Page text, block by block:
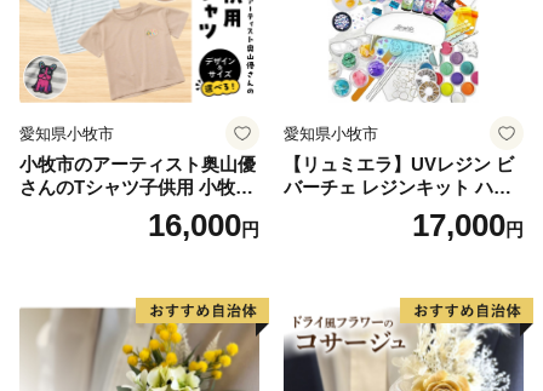
愛知県小牧市
小牧市のアーティスト奥山優
さんのTシャツ子供用 小牧市
16,000円
愛知県小牧市
【リュミエラ】UVレジン ビ
バーチェ レジンキット ハン
ドメイド レジンクラフト ア
クセサリーキット 手作り セ
17,000円